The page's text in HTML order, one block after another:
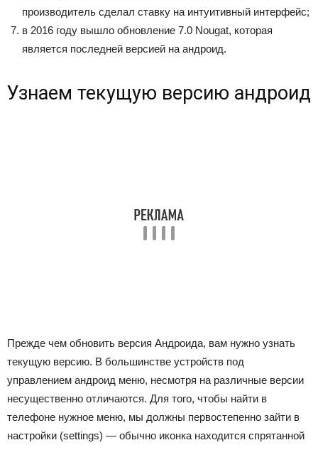
производитель сделал ставку на интуитивный интерфейс;
в 2016 году вышло обновление 7.0 Nougat, которая
является последней версией на андроид.
Узнаем текущую версию андроид
Прежде чем обновить версия Андроида, вам нужно узнать
текущую версию. В большинстве устройств под
управлением андроид меню, несмотря на различные версии
несущественно отличаются. Для того, чтобы найти в
телефоне нужное меню, мы должны первостепенно зайти в
настройки (settings) — обычно иконка находится спрятанной